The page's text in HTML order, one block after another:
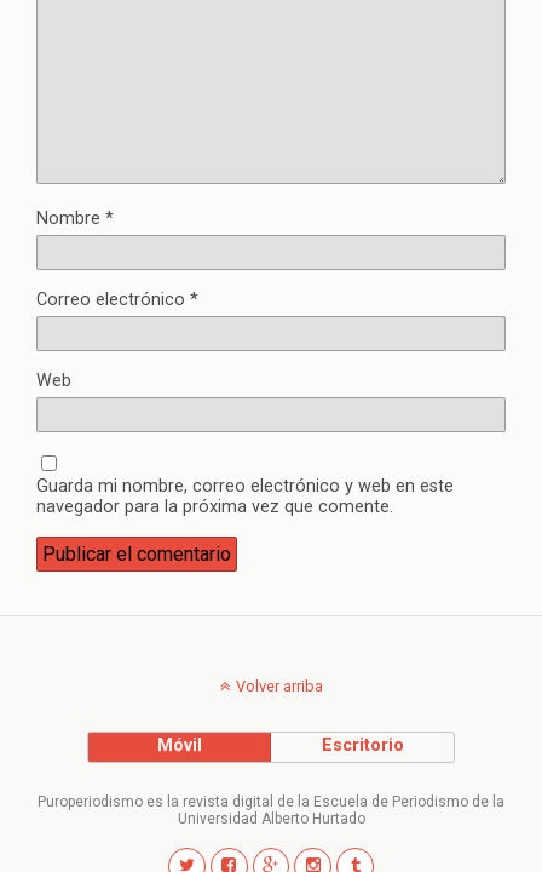
Nombre *
Correo electrónico *
Web
Guarda mi nombre, correo electrónico y web en este
navegador para la próxima vez que comente.
Volver arriba
Móvil Escritorio
Puroperiodismo es la revista digital de la Escuela de Periodismo de la
Universidad Alberto Hurtado